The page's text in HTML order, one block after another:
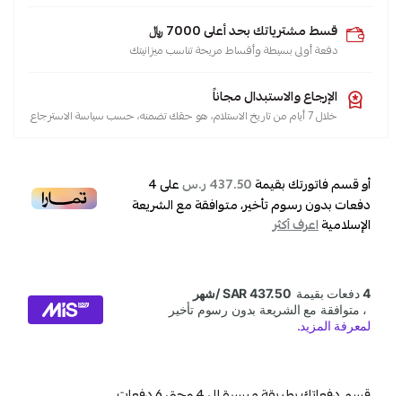
مكيفات
قسط مشترياتك بحد أعلى 7000 ﷼
دفعة أولى بسيطة وأقساط مريحة تناسب ميزانيتك
الإرجاع والاستبدال مجاناً
خلال 7 أيام من تاريخ الاستلام، هو حقك تضمنه، حسب سياسة الاسترجاع
أو قسم فاتورتك بقيمة437.50 ر.س على4
دفعات بدون رسوم تأخير، متوافقة مع الشريعة
الإسلاميةاعرف أكثر